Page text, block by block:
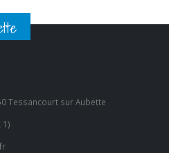
Tessancourt sur Aubette
1)